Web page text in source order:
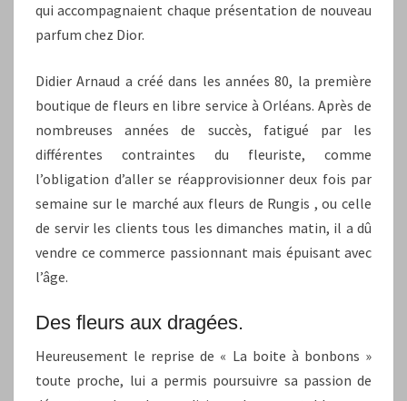
qui accompagnaient chaque présentation de nouveau
parfum chez Dior.
Didier Arnaud a créé dans les années 80, la première
boutique de fleurs en libre service à Orléans. Après de
nombreuses années de succès, fatigué par les
différentes contraintes du fleuriste, comme
l’obligation d’aller se réapprovisionner deux fois par
semaine sur le marché aux fleurs de Rungis , ou celle
de servir les clients tous les dimanches matin, il a dû
vendre ce commerce passionnant mais épuisant avec
l’âge.
Des fleurs aux dragées.
Heureusement le reprise de « La boite à bonbons »
toute proche, lui a permis poursuivre sa passion de